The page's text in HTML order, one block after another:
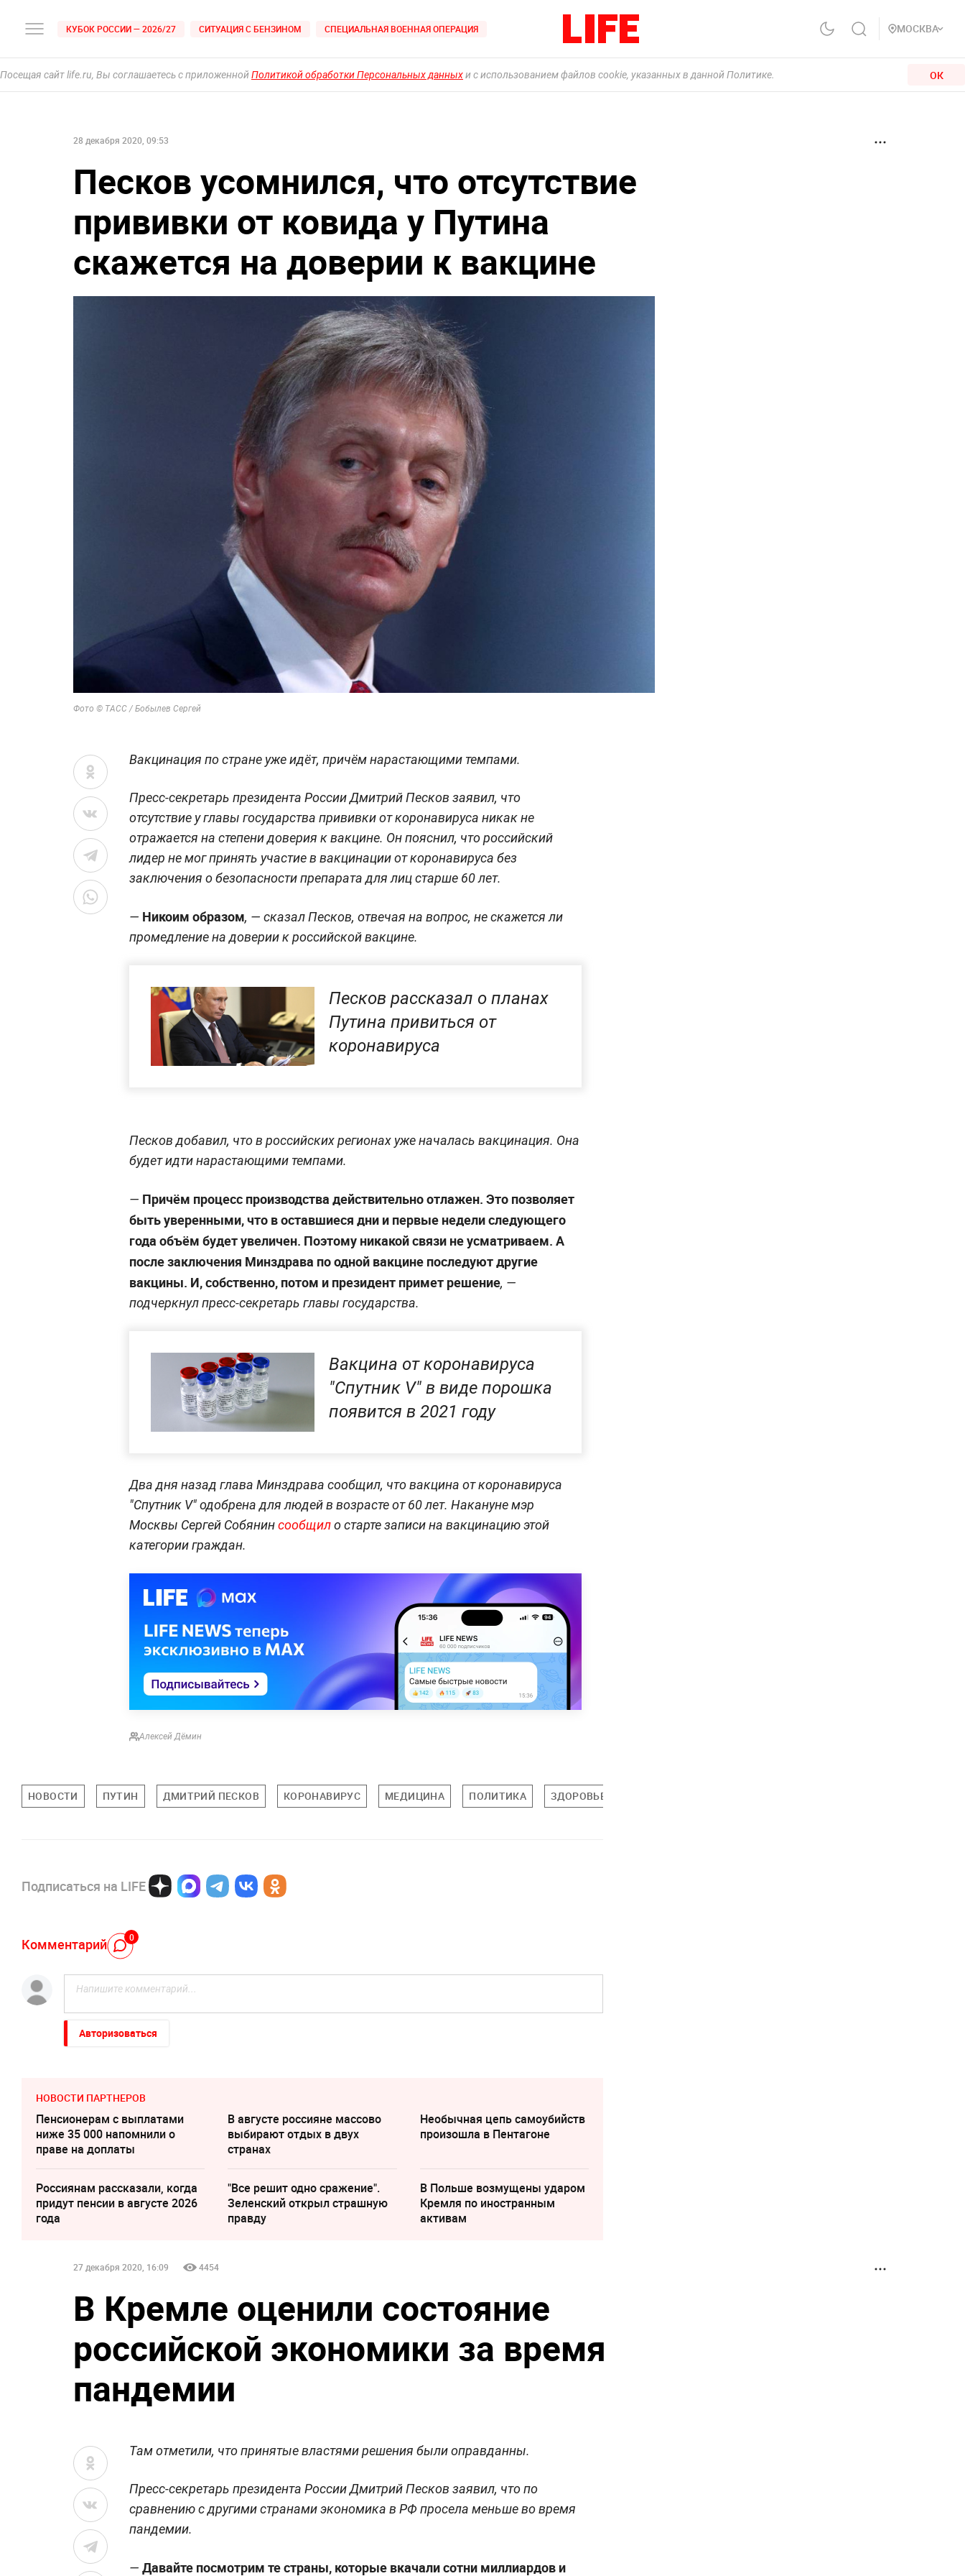
КУБОК РОССИИ — 2026/27 СИТУАЦИЯ С БЕНЗИНОМ СПЕЦИАЛЬНАЯ ВОЕННАЯ ОПЕРАЦИЯ МОСКВА
Посещая сайт life.ru, Вы соглашаетесь с приложеннойПолитикой обработки Персональных данныхи с использованием файлов cookie, указанных в данной Политике. ОК
28 декабря 2020, 09:53
Песков усомнился, что отсутствие
прививки от ковида у Путина
скажется на доверии к вакцине
Фото © ТАСС / Бобылев Сергей
Вакцинация по стране уже идёт, причём нарастающими темпами.
Пресс-секретарь президента России Дмитрий Песков заявил, что
отсутствие у главы государства прививки от коронавируса никак не
отражается на степени доверия к вакцине. Он пояснил, что российский
лидер не мог принять участие в вакцинации от коронавируса без
заключения о безопасности препарата для лиц старше 60 лет.
— Никоим образом, — сказал Песков, отвечая на вопрос, не скажется ли
промедление на доверии к российской вакцине.
Песков рассказал о планах
Путина привиться от
коронавируса
Песков добавил, что в российских регионах уже началась вакцинация. Она
будет идти нарастающими темпами.
— Причём процесс производства действительно отлажен. Это позволяет
быть уверенными, что в оставшиеся дни и первые недели следующего
года объём будет увеличен. Поэтому никакой связи не усматриваем. А
после заключения Минздрава по одной вакцине последуют другие
вакцины. И, собственно, потом и президент примет решение, —
подчеркнул пресс-секретарь главы государства.
Вакцина от коронавируса
"Спутник V" в виде порошка
появится в 2021 году
Два дня назад глава Минздрава сообщил, что вакцина от коронавируса
"Спутник V" одобрена для людей в возрасте от 60 лет. Накануне мэр
Москвы Сергей Собянинсообщило старте записи на вакцинацию этой
категории граждан.
Алексей Дёмин
НОВОСТИ ПУТИН ДМИТРИЙ ПЕСКОВ КОРОНАВИРУС МЕДИЦИНА ПОЛИТИКА ЗДОРОВЬЕ
Подписаться на LIFE
Комментарий 0
Авторизоваться
НОВОСТИ ПАРТНЕРОВ
Пенсионерам с выплатами
ниже 35 000 напомнили о
праве на доплаты
В августе россияне массово
выбирают отдых в двух
странах
Необычная цепь самоубийств
произошла в Пентагоне
Россиянам рассказали, когда
придут пенсии в августе 2026
года
"Все решит одно сражение".
Зеленский открыл страшную
правду
В Польше возмущены ударом
Кремля по иностранным
активам
27 декабря 2020, 16:09 4454
В Кремле оценили состояние
российской экономики за время
пандемии
Там отметили, что принятые властями решения были оправданны.
Пресс-секретарь президента России Дмитрий Песков заявил, что по
сравнению с другими странами экономика в РФ просела меньше во время
пандемии.
— Давайте посмотрим те страны, которые вкачали сотни миллиардов и